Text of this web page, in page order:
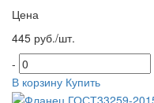
Цена
445 руб./шт.
-
В корзину Купить